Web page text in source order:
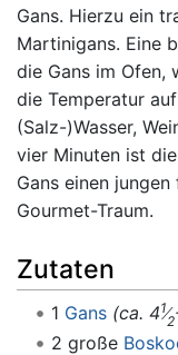
Gans. Hierzu ein
Martinigans. Eine
die Gans im Ofen,
die Temperatur
(Salz-)Wasser,
vier Minuten ist
Gans einen
Gourmet-Traum.
Zutaten
1 Gans (ca. 41
2
2 große